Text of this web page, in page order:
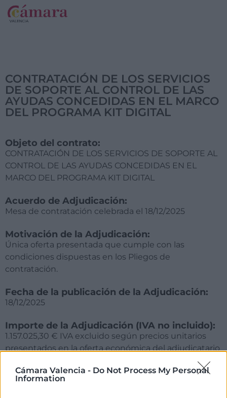
Cámara Valencia - Do Not Process My Personal
Information
CONTRATACIÓN DE LOS SERVICIOS
DE SOPORTE AL CONTROL DE LAS
AYUDAS CONCEDIDAS EN EL MARCO
DEL PROGRAMA KIT DIGITAL
Objeto del contrato:
CONTRATACIÓN DE LOS SERVICIOS DE SOPORTE AL
CONTROL DE LAS AYUDAS CONCEDIDAS EN EL
MARCO DEL PROGRAMA KIT DIGITAL
Acuerdo de Adjudicación:
Mesa de contratación celebrada el 18/12/2025
Motivación de la Adjudicación:
Única oferta presentada que cumple con las
condiciones dispuestas en los Pliegos de
contratación.
Fecha de la publicación de la Adjudicación:
18/12/2025
Importe de la Adjudicación (IVA no incluido):
1.157.025,30 € IVA excluido según precios unitarios
presentados en la oferta económica del adjudicatario
Empresa adjudicatoria:
KPMG AUDITORES SL